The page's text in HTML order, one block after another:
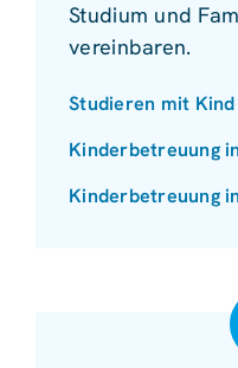
Studium und
vereinbaren.
Studieren mit Kind
Kinderbetreuung
Kinderbetreuung